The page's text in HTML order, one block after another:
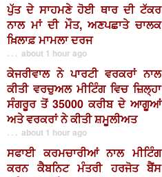
ਪੁੱਤ ਦੇ ਸਾਹਮਣੇ ਹੋਈ ਥਾਰ ਦੀ ਟੱਕਰ
ਨਾਲ ਮਾਂ ਦੀ ਮੌਤ, ਅਣਪਛਾਤੇ ਚਾਲਕ
ਖ਼ਿਲਾਫ਼ ਮਾਮਲਾ ਦਰਜ
. . . about 1 hour ago
ਕੇਜਰੀਵਾਲ ਨੇ ਪਾਰਟੀ ਵਰਕਰਾਂ ਨਾਲ
ਕੀਤੀ ਵਰਚੁਅਲ ਮੀਟਿੰਗ ਵਿਚ ਜ਼ਿਲ੍ਹਾ
ਸੰਗਰੂਰ ਤੋਂ 35000 ਕਰੀਬ ਦੇ ਆਗੂਆਂ
ਅਤੇ ਵਰਕਰਾਂ ਨੇ ਕੀਤੀ ਸ਼ਮੂਲੀਅਤ
. . . about 1 hour ago
ਸਫਾਈ ਕਰਮਚਾਰੀਆਂ ਨਾਲ ਮੀਟਿੰਗ
ਕਰਨ ਕੈਬਨਿਟ ਮੰਤਰੀ ਹਰਜੋਤ ਬੈਂਸ